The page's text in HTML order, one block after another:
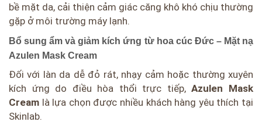
bề mặt da, cải thiện cảm giác căng khô khó chịu thường
gặp ở môi trường máy lạnh.
Bổ sung ẩm và giảm kích ứng từ hoa cúc Đức – Mặt nạ
Azulen Mask Cream
Đối với làn da dễ đỏ rát, nhạy cảm hoặc thường xuyên
kích ứng do điều hòa thổi trực tiếp,Azulen Mask
Cream là lựa chọn được nhiều khách hàng yêu thích tại
Skinlab.